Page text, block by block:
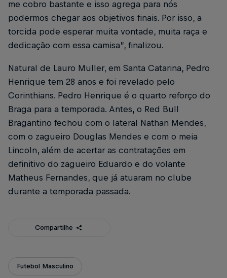
me cobro bastante e isso agrega para nós
podermos chegar aos objetivos finais. Por isso, a
torcida pode esperar muita vontade, muita raça e
dedicação com essa camisa”, finalizou.
Natural de Lauro Muller, em Santa Catarina, Pedro
Henrique tem 28 anos e foi revelado pelo
Corinthians. Pedro Henrique é o quarto reforço do
Braga para a temporada. Antes, o Red Bull
Bragantino fechou com o lateral Nathan Mendes,
com o zagueiro Douglas Mendes e com o meia
Lincoln, além de acertar as contratações em
definitivo do zagueiro Eduardo e do volante
Matheus Fernandes, que já atuaram no clube
durante a temporada passada.
Compartilhe
Futebol Masculino